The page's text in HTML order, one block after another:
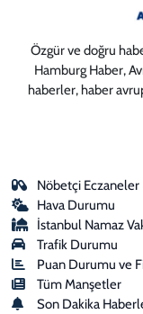
Özgür ve doğru
Hamburg Haber,
haberler, haber
Nöbetçi Eczaneler
Hava Durumu
İstanbul Namaz
Trafik Durumu
Puan Durumu ve
Tüm Manşetler
Son Dakika